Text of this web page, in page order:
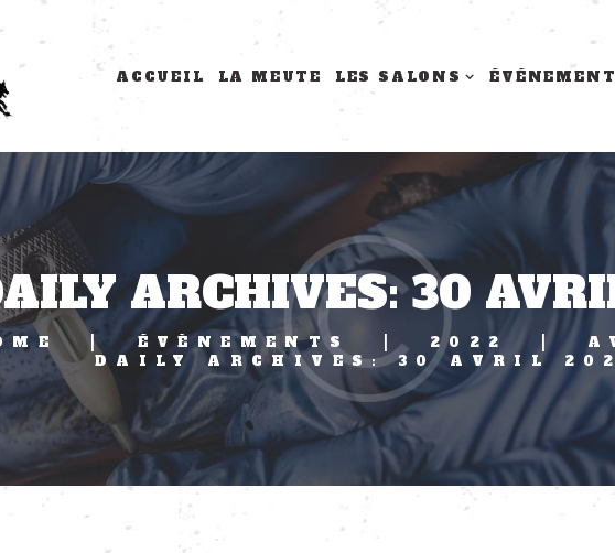
ACCUEIL LA MEUTE LES SALONS
ARCHIVES: 30
ÉVÈNEMENTS 2022
DAILY ARCHIVES: 30 AVRIL